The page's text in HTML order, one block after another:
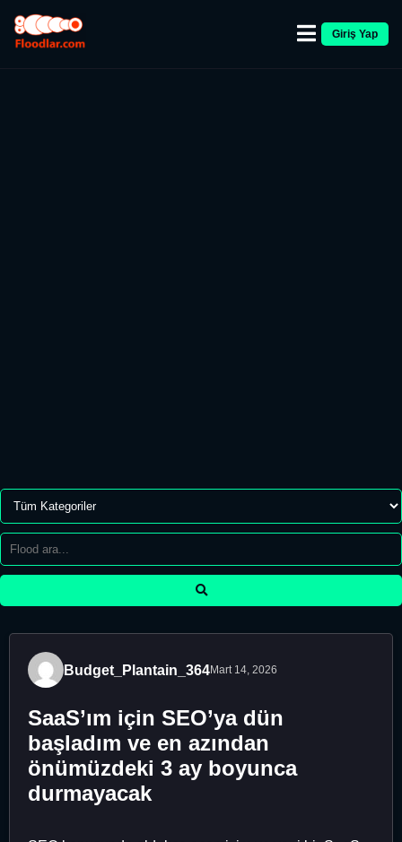
Giriş Yap
Budget_Plantain_364Mart 14, 2026
SaaS’ım için SEO’ya dün
başladım ve en azından
önümüzdeki 3 ay boyunca
durmayacak